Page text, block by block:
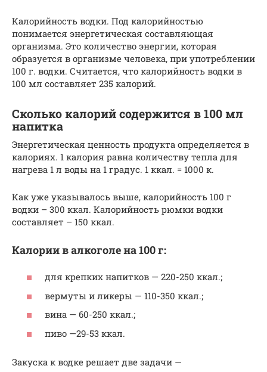
Калорийность водки. Под калорийностью
понимается энергетическая составляющая
организма. Это количество энергии, которая
образуется в организме человека, при употреблении
100 г. водки. Считается, что калорийность водки в
100 мл составляет 235 калорий.
Сколько калорий содержится в 100 мл
напитка
Энергетическая ценность продукта определяется в
калориях. 1 калория равна количеству тепла для
нагрева 1 л воды на 1 градус. 1 ккал. = 1000 к.
Как уже указывалось выше, калорийность 100 г
водки – 300 ккал. Калорийность рюмки водки
составляет – 150 ккал.
Калории в алкоголе на 100 г:
для крепких напитков — 220-250 ккал.;
вермуты и ликеры — 110-350 ккал.;
вина — 60-250 ккал.;
пиво —29-53 ккал.
Закуска к водке решает две задачи —